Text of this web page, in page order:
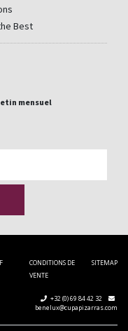
Best
mensuel
CONDITIONS DE
VENTE
SITEMAP
+32 (0) 69 84 42 32
benelux@cupapizarras.com